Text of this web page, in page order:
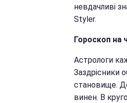
невдачливі
Styler.
Гороскоп на
Астрологи
Заздрісники
становище.
винен. В